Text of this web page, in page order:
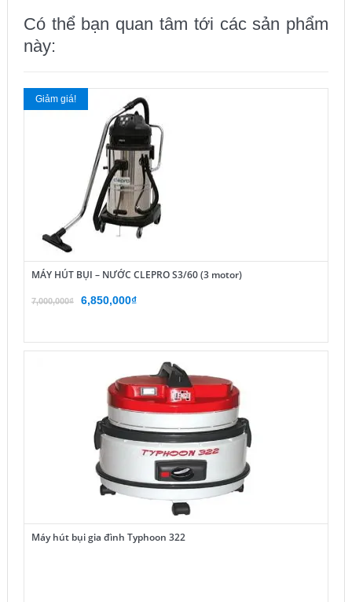
Có thể bạn quan tâm tới các sản phẩm
này:
Giảm giá!
MÁY HÚT BỤI – NƯỚC CLEPRO S3/60 (3 motor)
7,000,000₫
Giá
7,000,000₫.
6,850,000₫Giá
là:
6,850,000₫.
Máy hút bụi gia đình Typhoon 322